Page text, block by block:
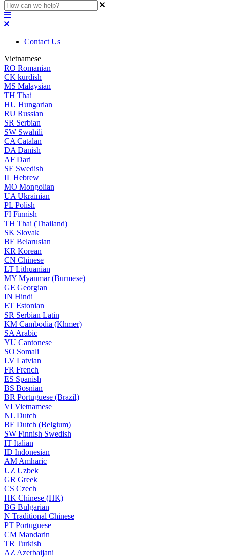
Contact Us
Vietnamese
RO Romanian
CK kurdish
MS Malaysian
TH Thai
HU Hungarian
RU Russian
SR Serbian
SW Swahili
CA Catalan
DA Danish
AF Dari
SE Swedish
IL Hebrew
MO Mongolian
UA Ukrainian
PL Polish
FI Finnish
TH Thai (Thailand)
SK Slovak
BE Belarusian
KR Korean
CN Chinese
LT Lithuanian
MY Myanmar (Burmese)
GE Georgian
IN Hindi
ET Estonian
SR Serbian Latin
KM Cambodia (Khmer)
SA Arabic
YU Cantonese
SO Somali
LV Latvian
FR French
ES Spanish
BS Bosnian
BR Portuguese (Brazil)
VI Vietnamese
NL Dutch
BE Dutch (Belgium)
SW Finnish Swedish
IT Italian
ID Indonesian
AM Amharic
UZ Uzbek
GR Greek
CS Czech
HK Chinese (HK)
BG Bulgarian
N Traditional Chinese
PT Portuguese
CM Mandarin
TR Turkish
AZ Azerbaijani